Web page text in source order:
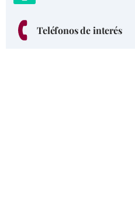
Teléfonos de interés